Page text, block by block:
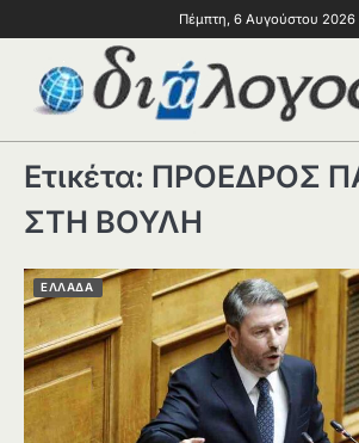
Πέμπτη, 6 Αυγούστου 2026
Ετικέτα: ΠΡΟΕΔΡΟΣ
ΣΤΗ ΒΟΥΛΗ
ΕΛΛΑΔΑ